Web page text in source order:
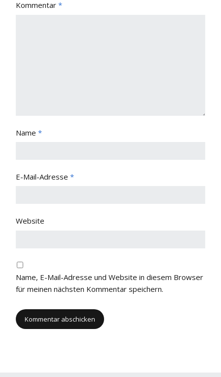
Kommentar *
Name *
E-Mail-Adresse *
Website
Name, E-Mail-Adresse und Website in diesem Browser
für meinen nächsten Kommentar speichern.